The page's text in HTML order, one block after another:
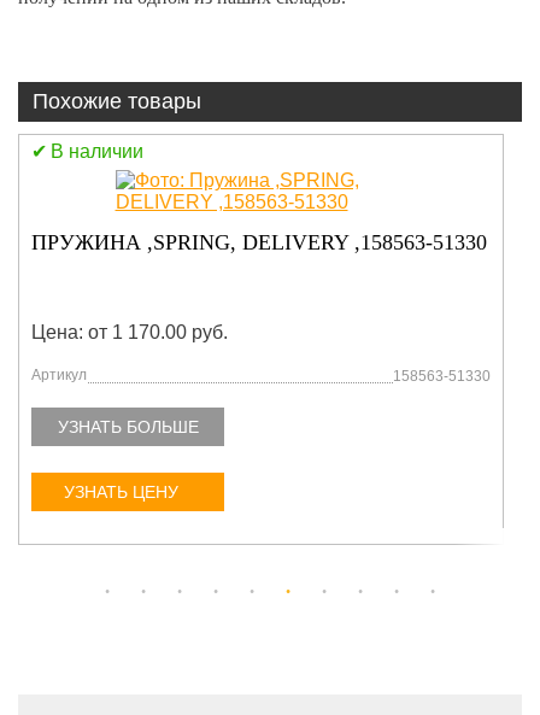
Похожие товары
В наличии
САЛЬНИК КОЛЕНВАЛА ЗАДНИЙ 4TNV88
Цена: от 1 170.00 руб.
Артикул 129795-01780
УЗНАТЬ БОЛЬШЕ
УЗНАТЬ ЦЕНУ